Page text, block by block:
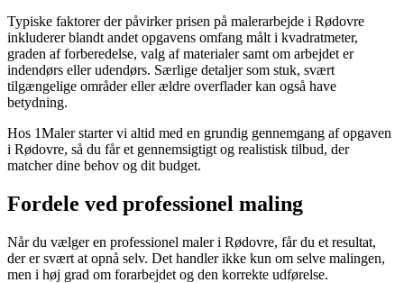
Typiske faktorer der påvirker prisen på malerarbejde i Rødovre
inkluderer blandt andet opgavens omfang målt i kvadratmeter,
graden af forberedelse, valg af materialer samt om arbejdet er
indendørs eller udendørs. Særlige detaljer som stuk, svært
tilgængelige områder eller ældre overflader kan også have
betydning.
Hos 1Maler starter vi altid med en grundig gennemgang af opgaven
i Rødovre, så du får et gennemsigtigt og realistisk tilbud, der
matcher dine behov og dit budget.
Fordele ved professionel maling
Når du vælger en professionel maler i Rødovre, får du et resultat,
der er svært at opnå selv. Det handler ikke kun om selve malingen,
men i høj grad om forarbejdet og den korrekte udførelse.